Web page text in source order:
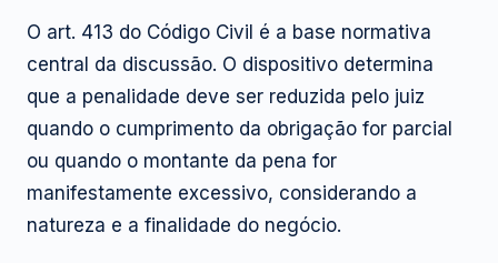
O art. 413 do Código Civil é a base normativa
central da discussão. O dispositivo determina
que a penalidade deve ser reduzida pelo juiz
quando o cumprimento da obrigação for parcial
ou quando o montante da pena for
manifestamente excessivo, considerando a
natureza e a finalidade do negócio.